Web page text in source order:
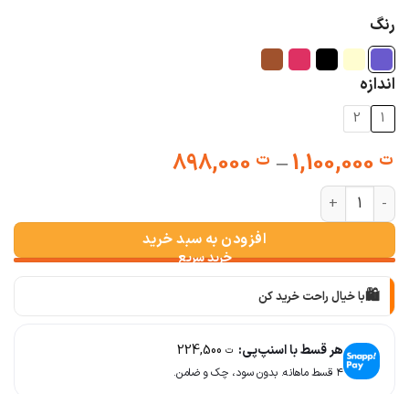
رنگ
اندازه
2
ت1,100,000
– ت898,000
Price
through
ت 1,100,000
کت یقه انگلیسی زنانه بانو عدد
افزودن به سبد خرید
🛍️با خیال راحت خرید کن
🚚سریع به دستت می‌رسه
هر قسط با اسنپ‌پی: ت224,500
۴ قسط ماهانه. بدون سود، چک و ضامن.